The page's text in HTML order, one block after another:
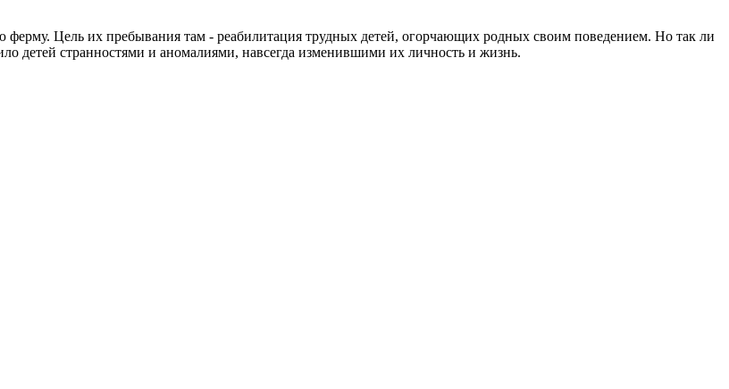
ферму. Цель их пребывания там - реабилитация трудных детей, огорчающих родных своим поведением. Но так ли
детей странностями и аномалиями, навсегда изменившими их личность и жизнь.